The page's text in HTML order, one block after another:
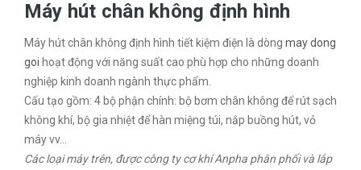
Máy hút chân không định hình
Máy hút chân không định hình tiết kiệm điện là dòng may dong
goi hoạt động với năng suất cao phù hợp cho những doanh
nghiệp kinh doanh ngành thực phẩm.
Cấu tạo gồm: 4 bộ phận chính: bộ bơm chân không để rút sạch
không khí, bộ gia nhiệt để hàn miệng túi, nắp buồng hút, vỏ
máy vv…
Các loại máy trên, được công ty cơ khí Anpha phân phối và lắp